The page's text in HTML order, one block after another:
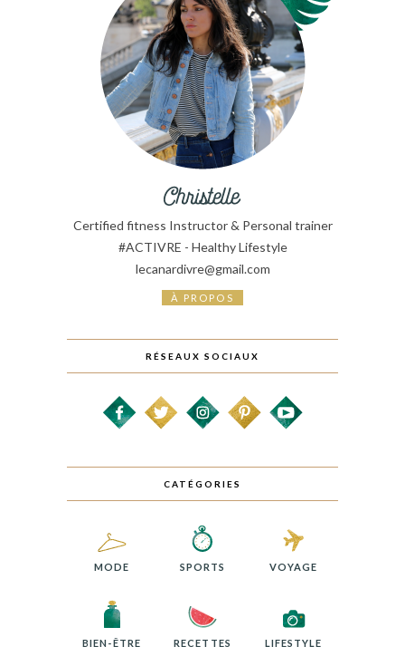
Certified fitness Instructor & Personal trainer
#ACTIVRE - Healthy Lifestyle
lecanardivre@gmail.com
À PROPOS
RÉSEAUX SOCIAUX
CATÉGORIES
MODE SPORTS VOYAGE
BIEN-ÊTRE RECETTES LIFESTYLE